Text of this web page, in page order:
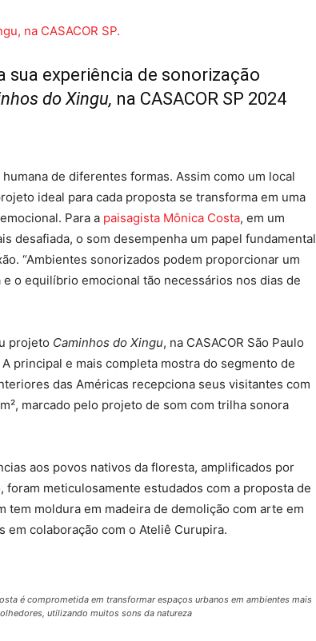
sua experiência de sonorização
do Xingu, na CASACOR SP 2024
de diferentes formas. Assim como um local
ideal para cada proposta se transforma em uma
Para a paisagista Mônica Costa, em um
desafiada, o som desempenha um papel fundamental
“Ambientes sonorizados podem proporcionar um
o equilíbrio emocional tão necessários nos dias de
projeto Caminhos do Xingu, na CASACOR São Paulo
principal e mais completa mostra do segmento de
das Américas recepciona seus visitantes com
marcado pelo projeto de som com trilha sonora
aos povos nativos da floresta, amplificados por
meticulosamente estudados com a proposta de
tem moldura em madeira de demolição com arte em
em colaboração com o Ateliê Curupira.
é comprometida em transformar espaços urbanos em ambientes mais
utilizando muitos sons da natureza